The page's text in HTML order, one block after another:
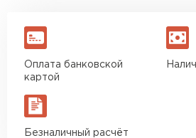
Оплата банковской
картой
Безналичный расчёт